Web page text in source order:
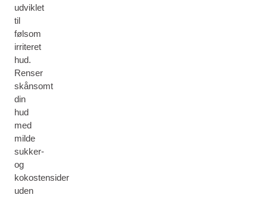
udviklet
til
følsom
irriteret
hud.
Renser
skånsomt
din
hud
med
milde
sukker-
og
kokostensider
uden